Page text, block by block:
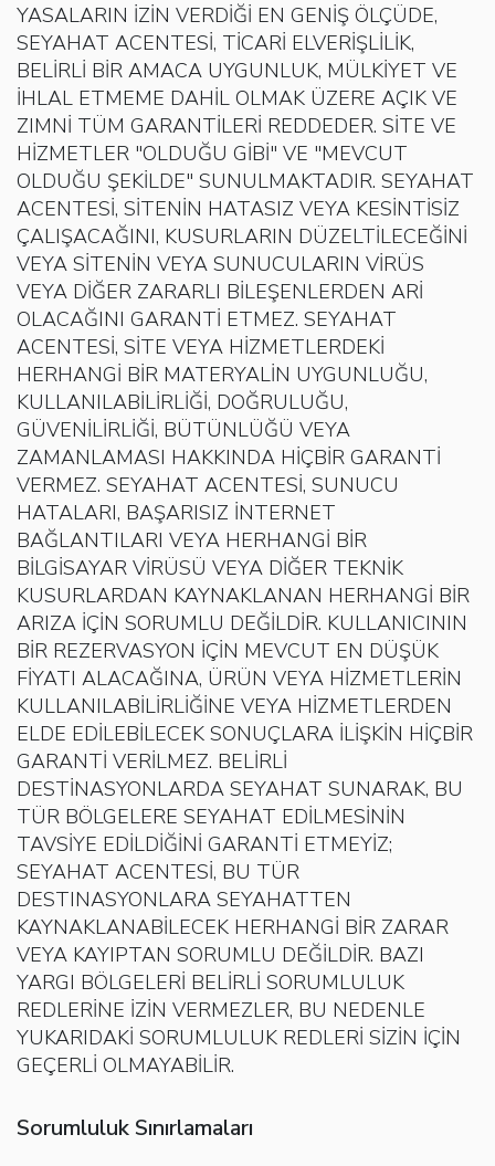
YASALARIN İZİN VERDİĞİ EN GENİŞ ÖLÇÜDE,
SEYAHAT ACENTESİ, TİCARİ ELVERİŞLİLİK,
BELİRLİ BİR AMACA UYGUNLUK, MÜLKİYET VE
İHLAL ETMEME DAHİL OLMAK ÜZERE AÇIK VE
ZIMNİ TÜM GARANTİLERİ REDDEDER. SİTE VE
HİZMETLER "OLDUĞU GİBİ" VE "MEVCUT
OLDUĞU ŞEKİLDE" SUNULMAKTADIR. SEYAHAT
ACENTESİ, SİTENİN HATASIZ VEYA KESİNTİSİZ
ÇALIŞACAĞINI, KUSURLARIN DÜZELTİLECEĞİNİ
VEYA SİTENİN VEYA SUNUCULARIN VİRÜS
VEYA DİĞER ZARARLI BİLEŞENLERDEN ARİ
OLACAĞINI GARANTİ ETMEZ. SEYAHAT
ACENTESİ, SİTE VEYA HİZMETLERDEKİ
HERHANGİ BİR MATERYALİN UYGUNLUĞU,
KULLANILABİLİRLİĞİ, DOĞRULUĞU,
GÜVENİLİRLİĞİ, BÜTÜNLÜĞÜ VEYA
ZAMANLAMASI HAKKINDA HİÇBİR GARANTİ
VERMEZ. SEYAHAT ACENTESİ, SUNUCU
HATALARI, BAŞARISIZ İNTERNET
BAĞLANTILARI VEYA HERHANGİ BİR
BİLGİSAYAR VİRÜSÜ VEYA DİĞER TEKNİK
KUSURLARDAN KAYNAKLANAN HERHANGİ BİR
ARIZA İÇİN SORUMLU DEĞİLDİR. KULLANICININ
BİR REZERVASYON İÇİN MEVCUT EN DÜŞÜK
FİYATI ALACAĞINA, ÜRÜN VEYA HİZMETLERİN
KULLANILABİLİRLİĞİNE VEYA HİZMETLERDEN
ELDE EDİLEBİLECEK SONUÇLARA İLİŞKİN HİÇBİR
GARANTİ VERİLMEZ. BELİRLİ
DESTİNASYONLARDA SEYAHAT SUNARAK, BU
TÜR BÖLGELERE SEYAHAT EDİLMESİNİN
TAVSİYE EDİLDİĞİNİ GARANTİ ETMEYİZ;
SEYAHAT ACENTESİ, BU TÜR
DESTINASYONLARA SEYAHATTEN
KAYNAKLANABİLECEK HERHANGİ BİR ZARAR
VEYA KAYIPTAN SORUMLU DEĞİLDİR. BAZI
YARGI BÖLGELERİ BELİRLİ SORUMLULUK
REDLERİNE İZİN VERMEZLER, BU NEDENLE
YUKARIDAKİ SORUMLULUK REDLERİ SİZİN İÇİN
GEÇERLİ OLMAYABİLİR.
Sorumluluk Sınırlamaları